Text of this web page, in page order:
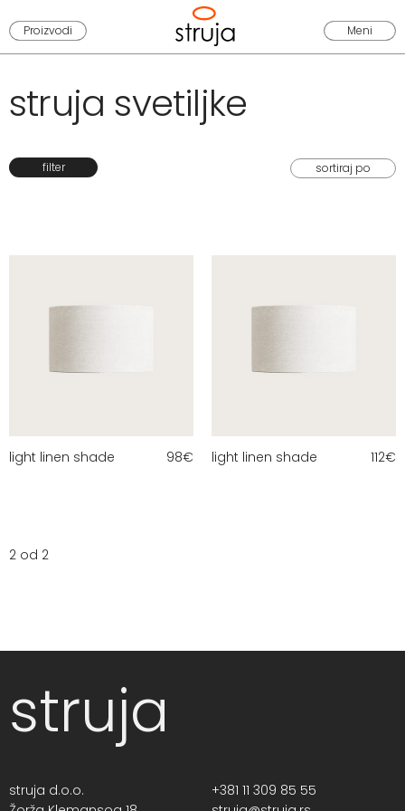
Proizvodi Meni
struja svetiljke
filter
light linen shade 98€ light linen shade 112€
2 od 2
struja
struja d.o.o.
+381 11 309 85 55